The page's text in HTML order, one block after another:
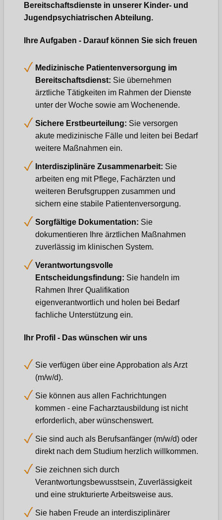
Bereitschaftsdienste in unserer Kinder- und
Jugendpsychiatrischen Abteilung.
Ihre Aufgaben - Darauf können Sie sich freuen
Medizinische Patientenversorgung im
Bereitschaftsdienst: Sie übernehmen
ärztliche Tätigkeiten im Rahmen der Dienste
unter der Woche sowie am Wochenende.
Sichere Erstbeurteilung: Sie versorgen
akute medizinische Fälle und leiten bei Bedarf
weitere Maßnahmen ein.
Interdisziplinäre Zusammenarbeit: Sie
arbeiten eng mit Pflege, Fachärzten und
weiteren Berufsgruppen zusammen und
sichern eine stabile Patientenversorgung.
Sorgfältige Dokumentation: Sie
dokumentieren Ihre ärztlichen Maßnahmen
zuverlässig im klinischen System.
Verantwortungsvolle
Entscheidungsfindung: Sie handeln im
Rahmen Ihrer Qualifikation
eigenverantwortlich und holen bei Bedarf
fachliche Unterstützung ein.
Ihr Profil - Das wünschen wir uns
Sie verfügen über eine Approbation als Arzt
(m/w/d).
Sie können aus allen Fachrichtungen
kommen - eine Facharztausbildung ist nicht
erforderlich, aber wünschenswert.
Sie sind auch als Berufsanfänger (m/w/d) oder
direkt nach dem Studium herzlich willkommen.
Sie zeichnen sich durch
Verantwortungsbewusstsein, Zuverlässigkeit
und eine strukturierte Arbeitsweise aus.
Sie haben Freude an interdisziplinärer